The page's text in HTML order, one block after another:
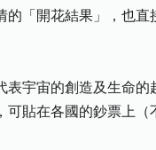
的「開花結果」，也直
宇宙的創造及生命的
貼在各國的鈔票上（